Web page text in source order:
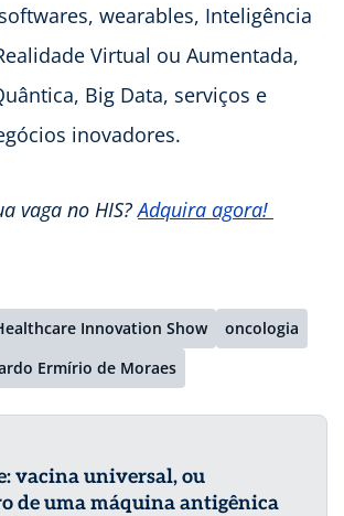
wearables, Inteligência
Virtual ou Aumentada,
Big Data, serviços e
inovadores.
vaga no HIS?Adquira agora!
Innovation Show
oncologia
Ermírio de Moraes
vacina universal, ou
de uma máquina antigênica